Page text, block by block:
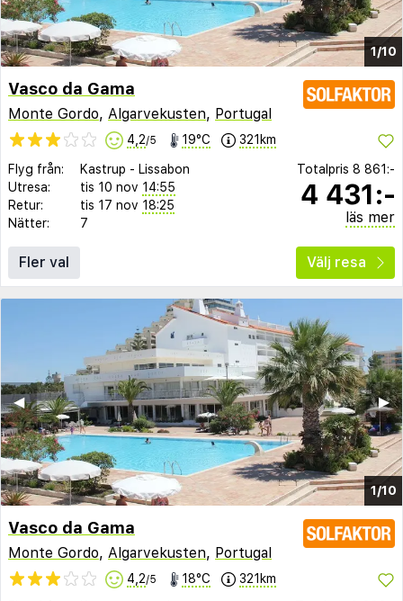
1/10
Vasco da Gama
Monte Gordo, Algarvekusten, Portugal
4,2/5 19°C 321km
Flyg från: Kastrup - Lissabon
Utresa:
tis 10 nov 14:55
Retur:
tis 17 nov 18:25
Nätter:
7
Totalpris 8 861:-
4 431:-
läs mer
Fler val Välj resa
1/10
▶︎
◀︎
Vasco da Gama
Monte Gordo, Algarvekusten, Portugal
4,2/5 18°C 321km